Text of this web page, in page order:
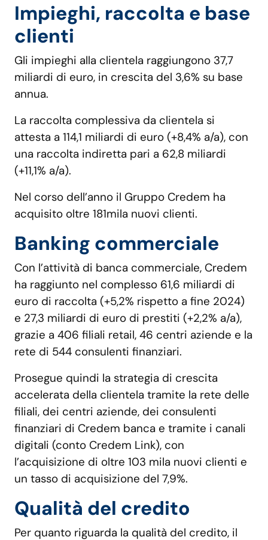
Impieghi, raccolta e base
clienti
Gli impieghi alla clientela raggiungono 37,7
miliardi di euro, in crescita del 3,6% su base
annua.
La raccolta complessiva da clientela si
attesta a 114,1 miliardi di euro (+8,4% a/a), con
una raccolta indiretta pari a 62,8 miliardi
(+11,1% a/a).
Nel corso dell’anno il Gruppo Credem ha
acquisito oltre 181mila nuovi clienti.
Banking commerciale
Con l’attività di banca commerciale, Credem
ha raggiunto nel complesso 61,6 miliardi di
euro di raccolta (+5,2% rispetto a fine 2024)
e 27,3 miliardi di euro di prestiti (+2,2% a/a),
grazie a 406 filiali retail, 46 centri aziende e la
rete di 544 consulenti finanziari.
Prosegue quindi la strategia di crescita
accelerata della clientela tramite la rete delle
filiali, dei centri aziende, dei consulenti
finanziari di Credem banca e tramite i canali
digitali (conto Credem Link), con
l’acquisizione di oltre 103 mila nuovi clienti e
un tasso di acquisizione del 7,9%.
Qualità del credito
Per quanto riguarda la qualità del credito, il